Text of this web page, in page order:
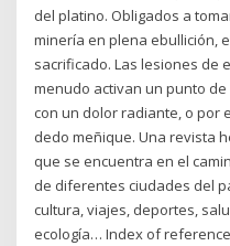
del platino. Obligados a
minería en plena ebullición,
sacrificado. Las lesiones de
menudo activan un punto
con un dolor radiante, o por
dedo meñique. Una revista
que se encuentra en el
de diferentes ciudades del
cultura, viajes, deportes,
ecología… Index of